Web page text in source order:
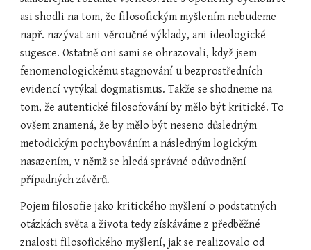
asi shodli na tom, že filosofickým myšlením nebudeme
např. nazývat ani věroučné výklady, ani ideologické
sugesce. Ostatně oni sami se ohrazovali, když jsem
fenomenologickému stagnování u bezprostředních
evidencí vytýkal dogmatismus. Takže se shodneme na
tom, že autentické filosofování by mělo být kritické. To
ovšem znamená, že by mělo být neseno důsledným
metodickým pochybováním a následným logickým
nasazením, v němž se hledá správné odůvodnění
případných závěrů.
Pojem filosofie jako kritického myšlení o podstatných
otázkách světa a života tedy získáváme z předběžné
znalosti filosofického myšlení, jak se realizovalo od